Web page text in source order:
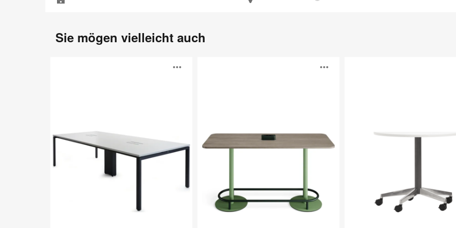
Sie mögen vielleicht auch
Bildbeschreibung